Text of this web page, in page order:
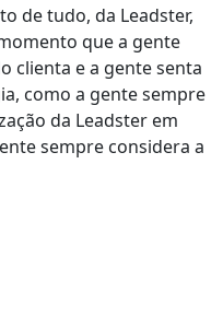
de tudo, da Leadster,
que a gente
clienta e a gente senta
, como a gente sempre
da Leadster em
sempre considera a